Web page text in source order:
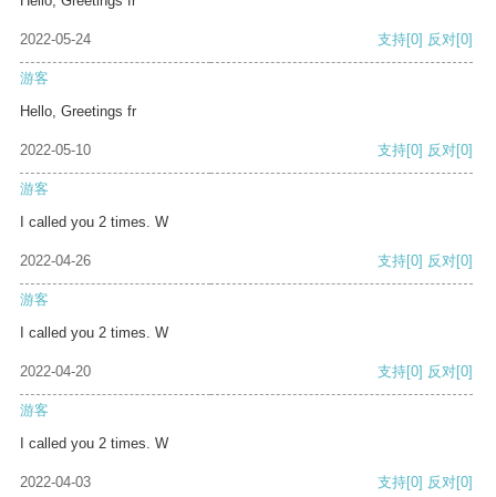
2022-05-24 支持[0] 反对[0]
游客
Hello, Greetings fr
2022-05-10 支持[0] 反对[0]
游客
I called you 2 times. W
2022-04-26 支持[0] 反对[0]
游客
I called you 2 times. W
2022-04-20 支持[0] 反对[0]
游客
I called you 2 times. W
2022-04-03 支持[0] 反对[0]